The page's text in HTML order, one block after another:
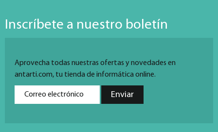
Inscríbete a nuestro boletín
Aprovecha todas nuestras ofertas y novedades en
antarti.com, tu tienda de informática online.